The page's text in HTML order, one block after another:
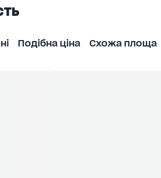
Подібна ціна Схожа площа